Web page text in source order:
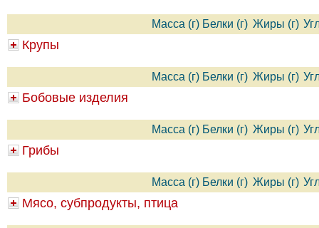
Масса (г) Белки (г) Жиры (г)
Крупы
Масса (г) Белки (г) Жиры (г)
Бобовые изделия
Масса (г) Белки (г) Жиры (г)
Грибы
Масса (г) Белки (г) Жиры (г)
Мясо, субпродукты, птица